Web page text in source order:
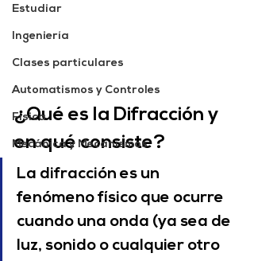
Estudiar
Ingeniería
Clases particulares
Automatismos y Controles
Física
Mecánica y Mecanismos
¿Qué es la Difracción y
en qué consiste?
La difracción es un
fenómeno físico que ocurre
cuando una onda (ya sea de
luz, sonido o cualquier otro